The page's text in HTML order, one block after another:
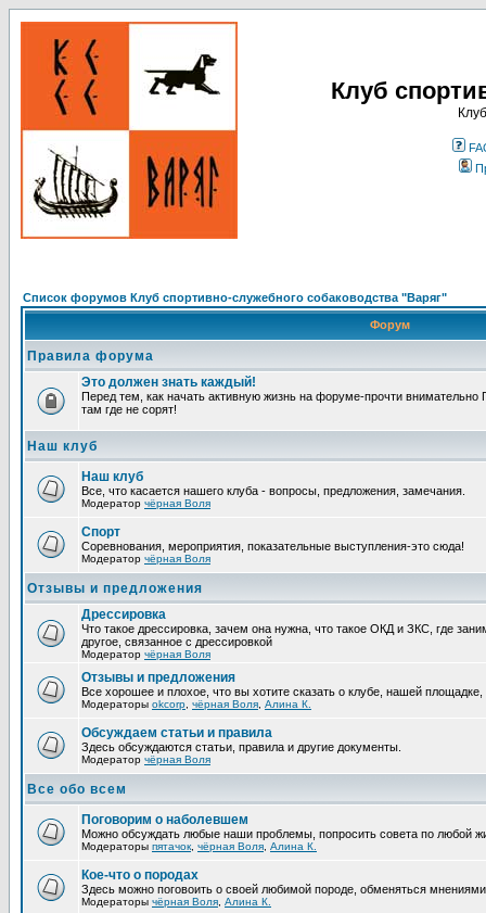
Клуб
Список форумов Клуб спортивно-служебного собаководства "Варяг"
Форум
Правила форума
Это должен знать каждый!
Перед тем, как начать активную жизнь на форуме-прочти
там где не сорят!
Наш клуб
Наш клуб
Все, что касается нашего клуба - вопросы, предложения, замечания.
Модератор чёрная Воля
Спорт
Соревнования, мероприятия, показательные выступления-это сюда!
Модератор чёрная Воля
Отзывы и предложения
Дрессировка
Что такое дрессировка, зачем она нужна, что такое ОКД и ЗКС, где
другое, связанное с дрессировкой
Модератор чёрная Воля
Отзывы и предложения
Все хорошее и плохое, что вы хотите сказать о клубе, нашей площадке,
Модераторы okcorp чёрная Воля Алина К.
Обсуждаем статьи и правила
Здесь обсуждаются статьи, правила и другие документы.
Модератор чёрная Воля
Все обо всем
Поговорим о наболевшем
Можно обсуждать любые наши проблемы, попросить совета по любой
Модераторы пятачок чёрная Воля Алина К.
Кое-что о породах
Здесь можно поговоить о своей любимой породе, обменяться
Модераторы чёрная Воля Алина К.